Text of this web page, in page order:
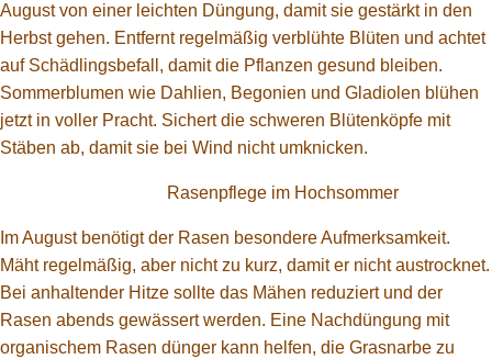
August von einer leichten Düngung, damit sie gestärkt in den
Herbst gehen. Entfernt regelmäßig verblühte Blüten und achtet
auf Schädlingsbefall, damit die Pflanzen gesund bleiben.
Sommerblumen wie Dahlien, Begonien und Gladiolen blühen
jetzt in voller Pracht. Sichert die schweren Blütenköpfe mit
Stäben ab, damit sie bei Wind nicht umknicken.
Rasenpflege im Hochsommer
Im August benötigt der Rasen besondere Aufmerksamkeit.
Mäht regelmäßig, aber nicht zu kurz, damit er nicht austrocknet.
Bei anhaltender Hitze sollte das Mähen reduziert und der
Rasen abends gewässert werden. Eine Nachdüngung mit
organischem Rasen dünger kann helfen, die Grasnarbe zu